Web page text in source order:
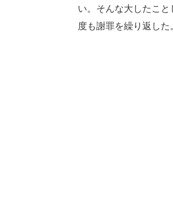
い。そんな大したこ
度も謝罪を繰り返した